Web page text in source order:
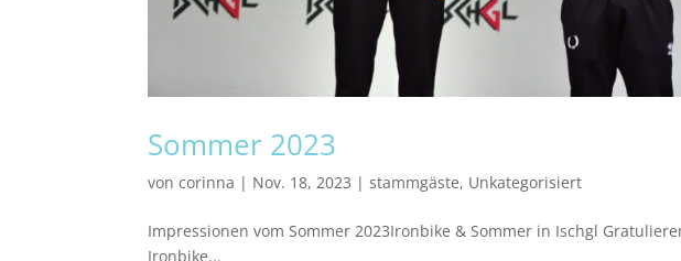
Sommer 2023
voncorinna | Nov. 18, 2023 |stammgäste, Unkategorisiert
Impressionen vom Sommer 2023Ironbike & Sommer in Ischgl
Ironbike...